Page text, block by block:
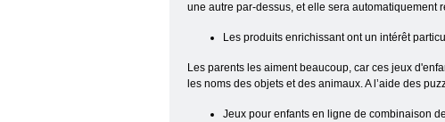
une autre par-dessus, et elle sera automatiquement
Les produits enrichissant ont un intérêt
Les parents les aiment beaucoup, car ces jeux
les noms des objets et des animaux. A l’aide des
Jeux pour enfants en ligne de combinaison